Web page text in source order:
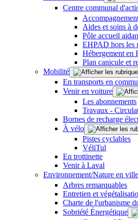
Centre communal
Aides et soins à
Pôle accueil
EHPAD hors les
Hébergement en
Plan canicule et
Mobilité
En transports en
Venir en voiture
Les abonnements
Travaux -
Bornes de recharge
À vélo
Pistes cyclables
VéliTul
En trottinette
Venir à Laval
Environnement/Nature en ville
Arbres remarquables
Entretien et
Charte de l'urbanisme
Sobriété Énergétique